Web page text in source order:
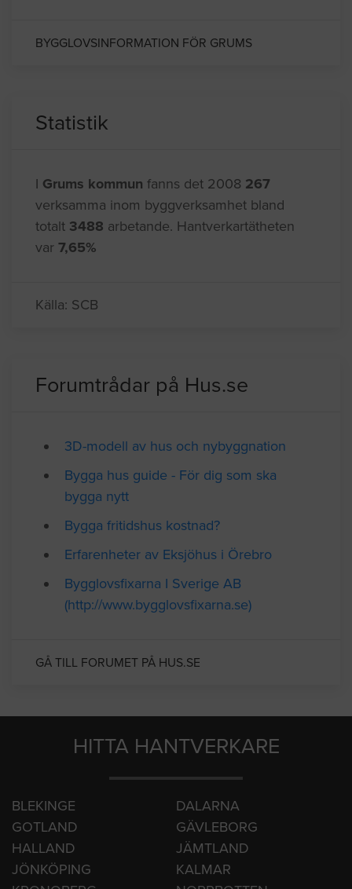
BYGGLOVSINFORMATION FÖR GRUMS
Statistik
I Grums kommun fanns det 2008 267
verksamma inom byggverksamhet bland
totalt 3488 arbetande. Hantverkartätheten
var 7,65%
Källa: SCB
Forumtrådar på Hus.se
3D-modell av hus och nybyggnation
Bygga hus guide - För dig som ska
bygga nytt
Bygga fritidshus kostnad?
Erfarenheter av Eksjöhus i Örebro
Bygglovsfixarna I Sverige AB
(http://www.bygglovsfixarna.se)
GÅ TILL FORUMET PÅ HUS.SE
HITTA HANTVERKARE
BLEKINGE
DALARNA
GOTLAND
GÄVLEBORG
HALLAND
JÄMTLAND
JÖNKÖPING
KALMAR